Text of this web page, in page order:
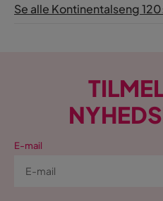
Se alle Kontinentalseng
E-mail